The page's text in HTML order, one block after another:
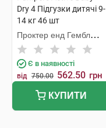
Dry 4 Підгузки дитячі 9-
14 кг 46 шт
Проктер енд Гембл
Мануфекчурінг
Є в наявності
від 750.00 562.50 грн
КУПИТИ